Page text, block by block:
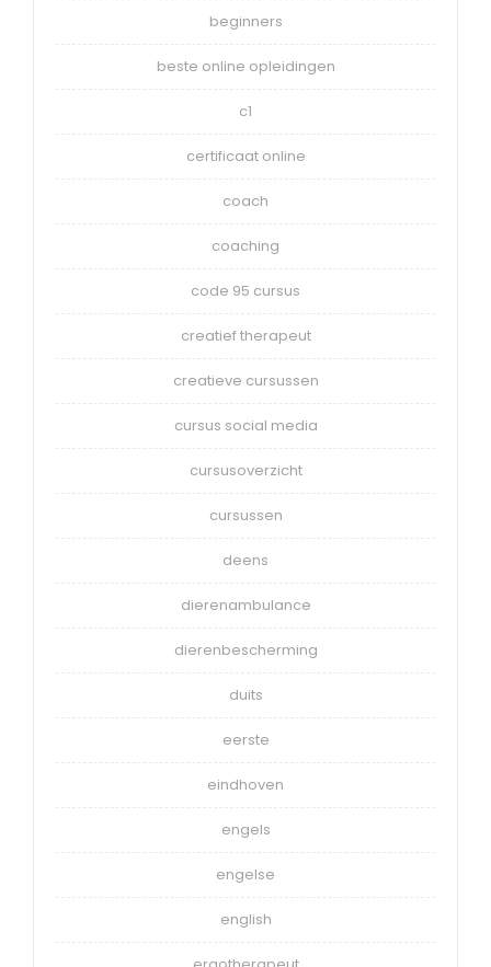
beginners
beste online opleidingen
c1
certificaat online
coach
coaching
code 95 cursus
creatief therapeut
creatieve cursussen
cursus social media
cursusoverzicht
cursussen
deens
dierenambulance
dierenbescherming
duits
eerste
eindhoven
engels
engelse
english